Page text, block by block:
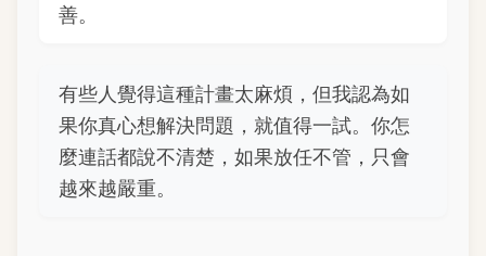
善。
有些人覺得這種計畫太麻煩，但我認為如
果你真心想解決問題，就值得一試。你怎
麼連話都說不清楚，如果放任不管，只會
越來越嚴重。